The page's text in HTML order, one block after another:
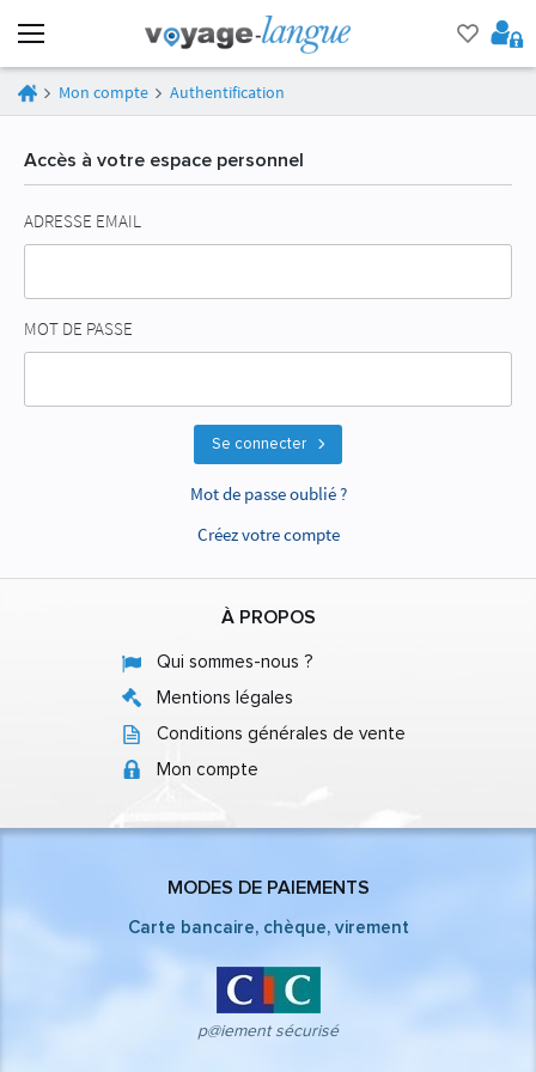
Mon compte Authentification
Accès à votre espace personnel
ADRESSE EMAIL
MOT DE PASSE
Se connecter
Mot de passe oublié ?
Créez votre compte
À PROPOS
Qui sommes-nous ?
Mentions légales
Conditions générales de vente
Mon compte
MODES DE PAIEMENTS
Carte bancaire, chèque, virement
p@iement sécurisé